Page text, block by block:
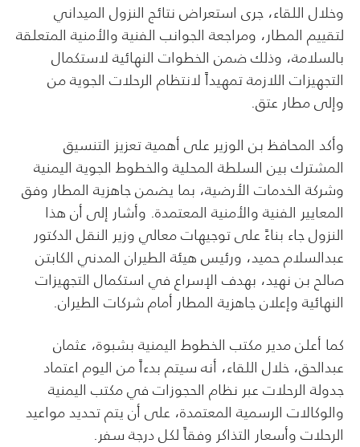
وخلال اللقاء، جرى استعراض نتائج النزول الميداني
لتقييم المطار، ومراجعة الجوانب الفنية والأمنية المتعلقة
بالسلامة، وذلك ضمن الخطوات النهائية لاستكمال
التجهيزات اللازمة تمهيداً لانتظام الرحلات الجوية من
وإلى مطار عتق.
وأكد المحافظ بن الوزير على أهمية تعزيز التنسيق
المشترك بين السلطة المحلية والخطوط الجوية اليمنية
وشركة الخدمات الأرضية، بما يضمن جاهزية المطار وفق
المعايير الفنية والأمنية المعتمدة. وأشار إلى أن هذا
النزول جاء بناءً على توجيهات معالي وزير النقل الدكتور
عبدالسلام حميد، ورئيس هيئة الطيران المدني الكابتن
صالح بن نهيد، بهدف الإسراع في استكمال التجهيزات
النهائية وإعلان جاهزية المطار أمام شركات الطيران.
كما أعلن مدير مكتب الخطوط اليمنية بشبوة، عثمان
عبدالحق، خلال اللقاء، أنه سيتم بدءاً من اليوم اعتماد
جدولة الرحلات عبر نظام الحجوزات في مكتب اليمنية
والوكالات الرسمية المعتمدة، على أن يتم تحديد مواعيد
الرحلات وأسعار التذاكر وفقاً لكل درجة سفر.